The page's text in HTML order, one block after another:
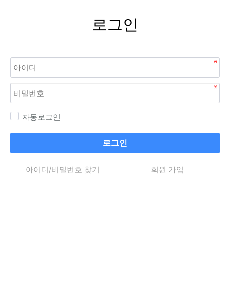
로그인
자동로그인
로그인
아이디/비밀번호 찾기 회원 가입